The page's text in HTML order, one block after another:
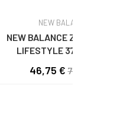
NEW BALANCE
NEW BALANCE ZAPATILLAS
LIFESTYLE 373V2 CON
46,75 €70,00 €